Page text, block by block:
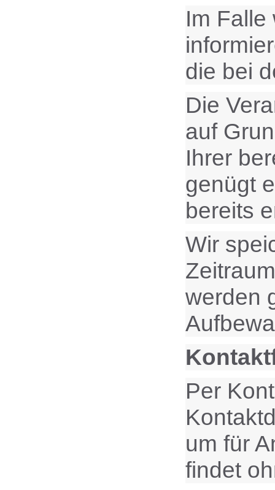
Im
die bei
Die
auf
Ihrer
genügt
bereits
Wir
werden
Per
um für
findet